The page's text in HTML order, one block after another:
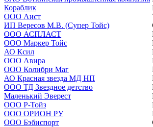
Кораблик
ООО Аист
ИП Вересов М.В. (Супер Тойс)
ООО АСПЛАСТ
ООО Маркер Тойс
АО Ксил
ООО Авира
ООО Колибри Маг
АО Красная звезда МД НП
ООО ТД Звездное детство
Маленький Эверест
ООО Р-Тойз
ООО ОРИОН РУ
ООО Бэбиспорт